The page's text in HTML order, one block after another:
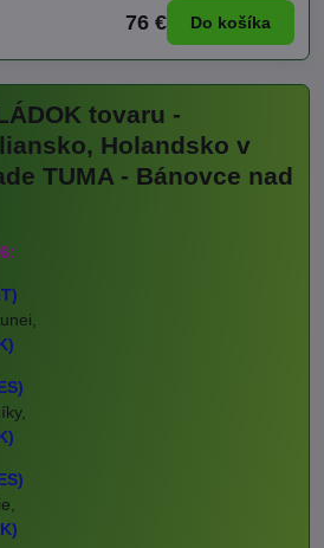
76 € Do košíka
tovaru -
Holandsko v
TUMA - Bánovce nad